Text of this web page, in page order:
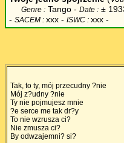
Genre : Tango - Date : ±
- SACEM : xxx - ISWC : xxx -
Tak, to ty, mój przecudny ?nie
Mój z?udny ?nie
Ty nie pojmujesz mnie
?e serce me tak dr?y
To nie wzrusza ci?
Nie zmusza ci?
By odwzajemni? si?